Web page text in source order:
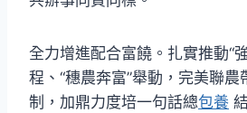
全力增進配合富饒。扎實推動“
程、“穗農奔富”舉動，完美聯農
制，加鼎力度培一句話總包養